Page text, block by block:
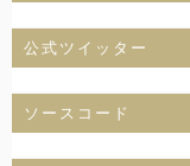
公式ツイッター
ソースコード